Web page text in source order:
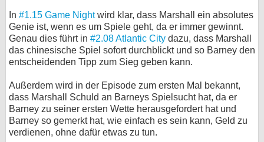
In #1.15 Game Nightwird klar, dass Marshall ein absolutes
Genie ist, wenn es um Spiele geht, da er immer gewinnt.
Genau dies führt in #2.08 Atlantic City dazu, dass Marshall
das chinesische Spiel sofort durchblickt und so Barney den
entscheidenden Tipp zum Sieg geben kann.
Außerdem wird in der Episode zum ersten Mal bekannt,
dass Marshall Schuld an Barneys Spielsucht hat, da er
Barney zu seiner ersten Wette herausgefordert hat und
Barney so gemerkt hat, wie einfach es sein kann, Geld zu
verdienen, ohne dafür etwas zu tun.